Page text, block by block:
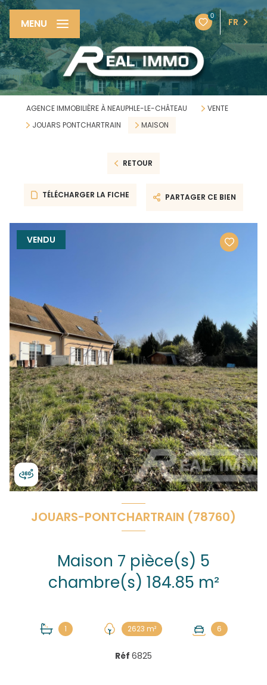
0
FR
MENU
AGENCE IMMOBILIÈRE À NEAUPHLE-LE-CHÂTEAU
VENTE
JOUARS PONTCHARTRAIN
MAISON
RETOUR
TÉLÉCHARGER LA FICHE PARTAGER CE BIEN
VENDU
JOUARS-PONTCHARTRAIN (78760)
Maison 7 pièce(s) 5
chambre(s) 184.85 m²
1 2623 m² 6
Réf 6825